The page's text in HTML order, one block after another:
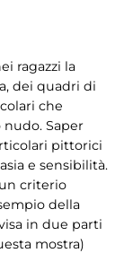
ragazzi la
dei quadri di
che
Saper
pittorici
e sensibilità.
criterio
della
in due parti
mostra)